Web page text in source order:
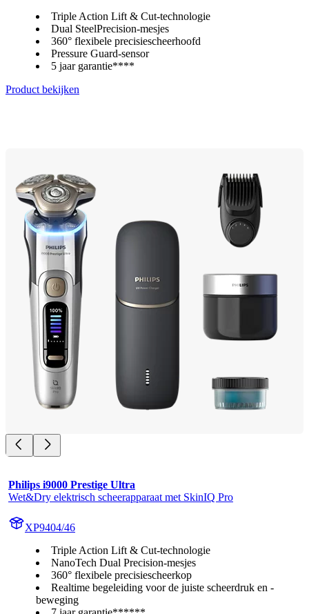
Triple Action Lift & Cut-technologie
Dual SteelPrecision-mesjes
360° flexibele precisiescheerhoofd
Pressure Guard-sensor
5 jaar garantie****
Product bekijken
Philips i9000 Prestige Ultra
Wet&Dry elektrisch scheerapparaat met SkinIQ Pro
XP9404/46
Triple Action Lift & Cut-technologie
NanoTech Dual Precision-mesjes
360° flexibele precisiescheerkop
Realtime begeleiding voor de juiste scheerdruk en -
beweging